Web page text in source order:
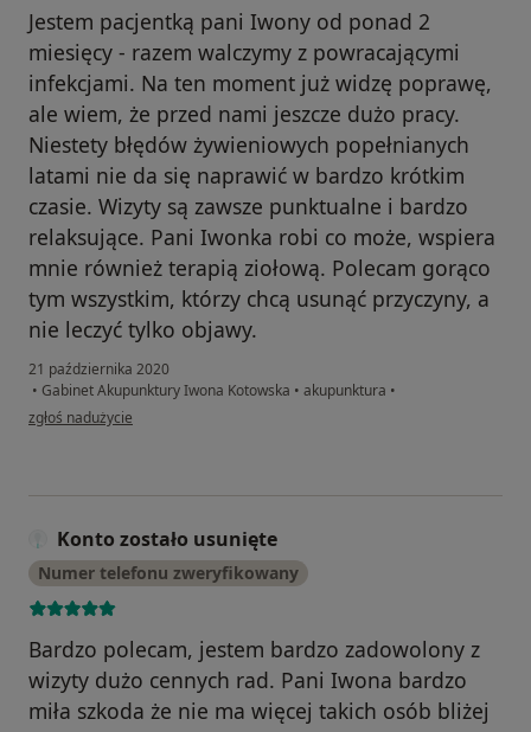
Jestem pacjentką pani Iwony od ponad 2
miesięcy - razem walczymy z powracającymi
infekcjami. Na ten moment już widzę poprawę,
ale wiem, że przed nami jeszcze dużo pracy.
Niestety błędów żywieniowych popełnianych
latami nie da się naprawić w bardzo krótkim
czasie. Wizyty są zawsze punktualne i bardzo
relaksujące. Pani Iwonka robi co może, wspiera
mnie również terapią ziołową. Polecam gorąco
tym wszystkim, którzy chcą usunąć przyczyny, a
nie leczyć tylko objawy.
21 października 2020
• Gabinet Akupunktury Iwona Kotowska • akupunktura •
w opinii użytkownika Kasia
zgłoś nadużycie
Konto zostało usunięte
Numer telefonu zweryfikowany
Bardzo polecam, jestem bardzo zadowolony z
wizyty dużo cennych rad. Pani Iwona bardzo
miła szkoda że nie ma więcej takich osób bliżej